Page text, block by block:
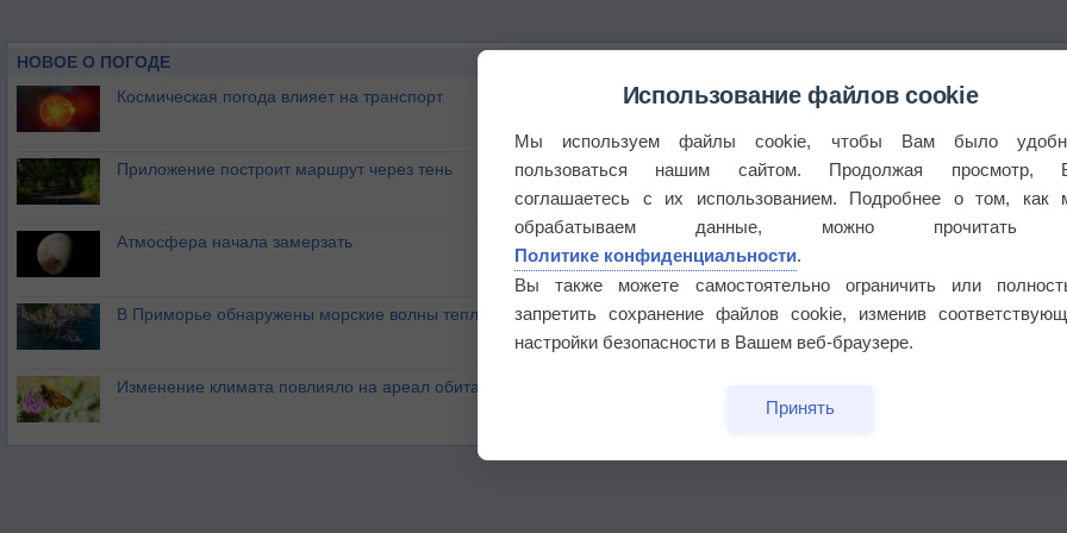
НОВОЕ О ПОГОДЕ
Космическая погода влияет на транспорт
Приложение построит маршрут через тень
Атмосфера начала замерзать
В Приморье обнаружены морские волны тепла
Изменение климата повлияло на ареал обитания бабочек
Использование файлов cookie
Мы используем файлы cookie, чтобы Вам было
пользоваться нашим сайтом. Продолжая просмотр,
соглашаетесь с их использованием. Подробнее о том, как
обрабатываем данные, можно прочитать
Политике конфиденциальности.
Вы также можете самостоятельно ограничить или
запретить сохранение файлов cookie, изменив
настройки безопасности в Вашем веб-браузере.
Принять